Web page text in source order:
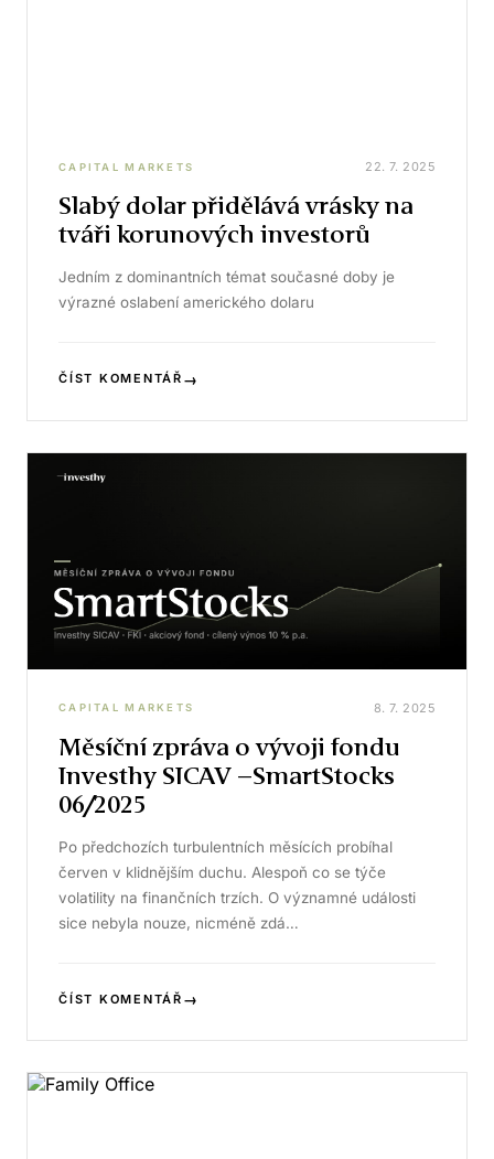
CAPITAL MARKETS 22. 7. 2025
Slabý dolar přidělává vrásky na
tváři korunových investorů
Jedním z dominantních témat současné doby je
výrazné oslabení amerického dolaru
ČÍST KOMENTÁŘ →
CAPITAL MARKETS 8. 7. 2025
Měsíční zpráva o vývoji fondu
Investhy SICAV –SmartStocks
06/2025
Po předchozích turbulentních měsících probíhal
červen v klidnějším duchu. Alespoň co se týče
volatility na finančních trzích. O významné události
sice nebyla nouze, nicméně zdá…
ČÍST KOMENTÁŘ →